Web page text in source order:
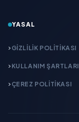
YASAL
GIZLILIK POLITIKASI
KULLANIM ŞARTLARI
ÇEREZ POLITIKASI